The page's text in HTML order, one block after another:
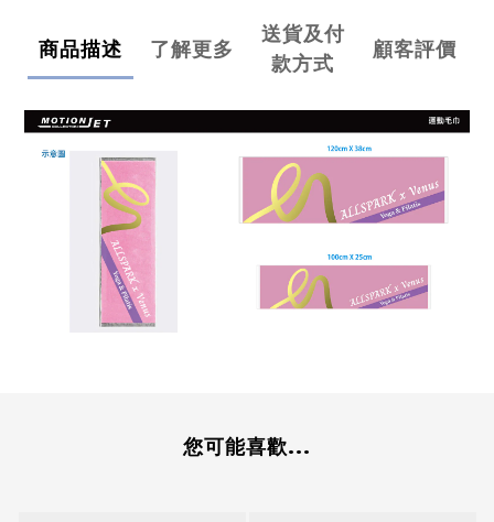
商品描述 了解更多
送貨及付
款方式
顧客評價
您可能喜歡...